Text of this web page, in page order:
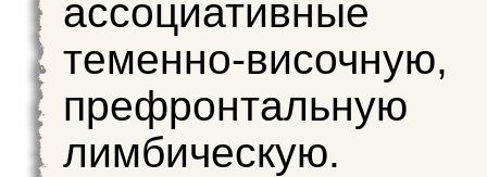
теменно-височную,
лимбическую.